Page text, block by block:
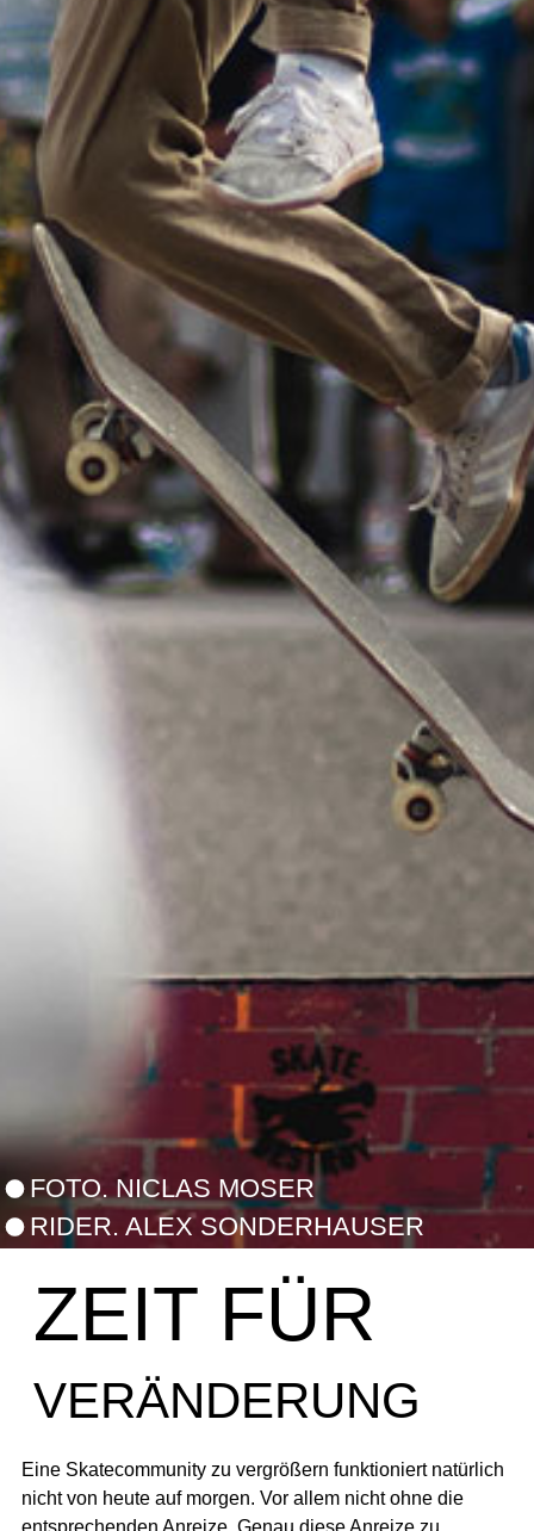
FOTO. NICLAS MOSER
RIDER. ALEX SONDERHAUSER
ZEIT FÜR
VERÄNDERUNG
Eine Skatecommunity zu vergrößern funktioniert natürlich
nicht von heute auf morgen. Vor allem nicht ohne die